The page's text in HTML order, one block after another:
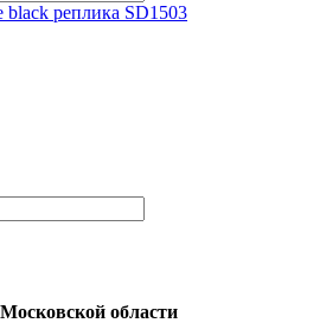
реплика SD1503
области